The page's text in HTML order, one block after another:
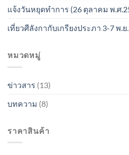
แจ้งวันหยุดทำการ (26 ตุลาคม พ.ศ
เที่ยวศีลังกากับเกรียงประภา 3-7 พ.ย
หมวดหมู่
ข่าวสาร (13)
บทความ (8)
ราคาสินค้า